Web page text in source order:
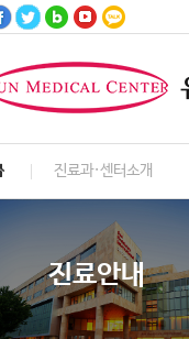
진
진료
Medical
건
Health
고객서
Customer
병
Notice
병원
Hospital
진료과·센터소개
진료안내